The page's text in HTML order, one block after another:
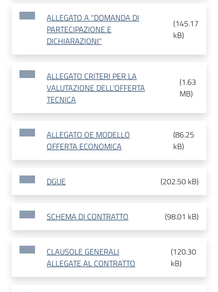
ALLEGATO A "DOMANDA DI
PARTECIPAZIONE E
DICHIARAZIONI"
(145.17
kB)
ALLEGATO CRITERI PER LA
VALUTAZIONE DELL'OFFERTA
TECNICA
(1.63
MB)
ALLEGATO OE MODELLO
OFFERTA ECONOMICA
(86.25
kB)
DGUE (202.50 kB)
SCHEMA DI CONTRATTO (98.01 kB)
CLAUSOLE GENERALI
ALLEGATE AL CONTRATTO
(120.30
kB)